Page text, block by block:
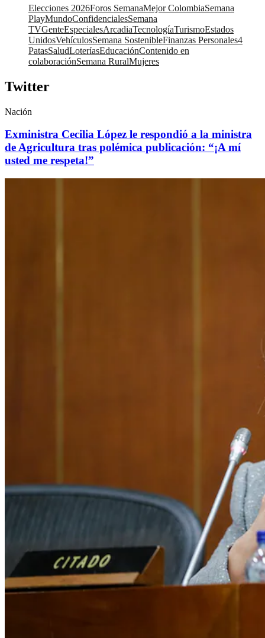
Elecciones 2026Foros SemanaMejor ColombiaSemana
PlayMundoConfidencialesSemana
TVGenteEspecialesArcadiaTecnologíaTurismoEstados
UnidosVehículosSemana SostenibleFinanzas Personales4
PatasSaludLoteríasEducaciónContenido en
colaboraciónSemana RuralMujeres
Twitter
Nación
Exministra Cecilia López le respondió a la ministra
de Agricultura tras polémica publicación: “¡A mí
usted me respeta!”